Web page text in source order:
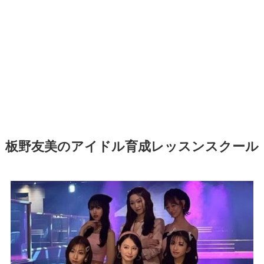
板野友美のアイドル育成レッスンスクール